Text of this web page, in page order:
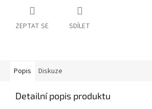
ZEPTAT SE SDÍLET
Popis Diskuze
Detailní popis produktu